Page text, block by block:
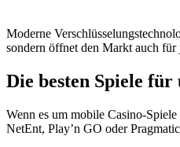
Moderne
sondern öffnet den Markt auch für
Die besten Spiele für
Wenn es um mobile Casino-
NetEnt, Play’n GO oder